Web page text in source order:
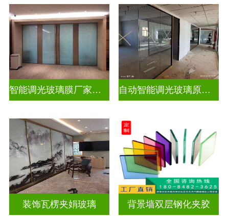
智能调光玻璃膜厂家排名榜 自动智能调光玻璃原理是什么
装饰瓦楞夹娟玻璃 背景墙双层钢化夹胶